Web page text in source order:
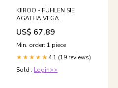
KIIROO - FÜHLEN SIE
AGATHA VEGA
MASTURBADOR STARS
COLLECTION Einweg
US$ 67.89
Min. order: 1 piece
★★★★★ 4.1 (19 reviews)
Sold : Login>>